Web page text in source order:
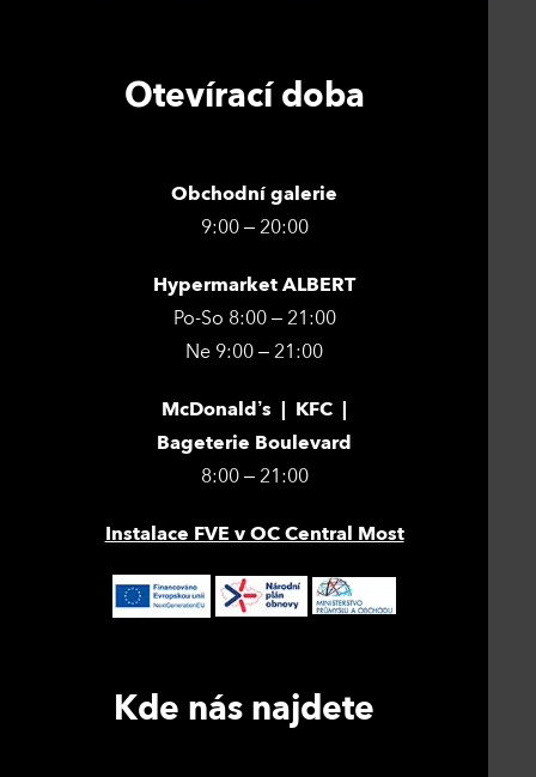
Otevírací doba
Obchodní galerie
9:00 – 20:00
Hypermarket ALBERT
Po-So 8:00 – 21:00
Ne 9:00 – 21:00
McDonald’s | KFC |
Bageterie Boulevard
8:00 – 21:00
Instalace FVE v OC Central Most
Kde nás najdete